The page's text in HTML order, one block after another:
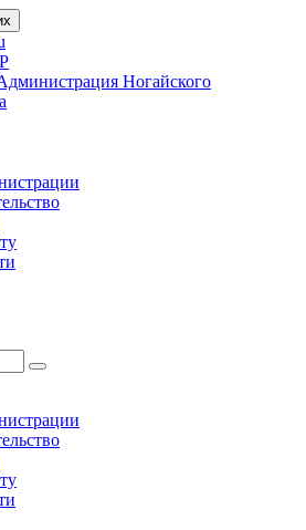
Ногайского